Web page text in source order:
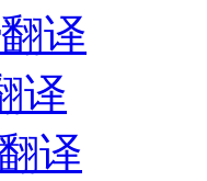
译
译
译